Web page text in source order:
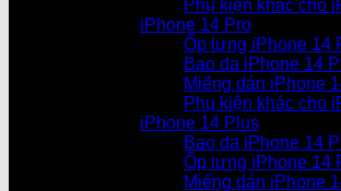
Phụ kiện khác cho
iPhone 14 Pro
Ốp lưng iPhone 14
Bao da iPhone 14
Miếng dán iPhone
Phụ kiện khác cho
iPhone 14 Plus
Bao da iPhone 14
Ốp lưng iPhone 14
Miếng dán iPhone